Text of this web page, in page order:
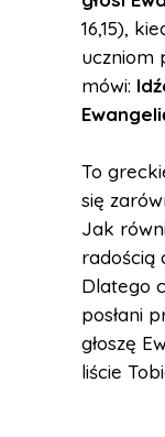
16,15),
uczniom
mówi:
To
się
Jak
radością
Dlatego
posłani
głoszę
liście